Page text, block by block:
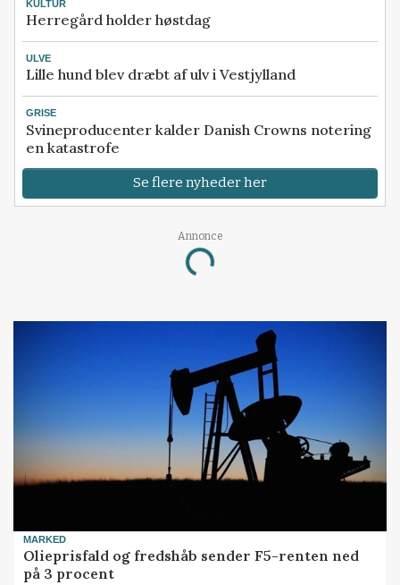
KULTUR
Herregård holder høstdag
ULVE
Lille hund blev dræbt af ulv i Vestjylland
GRISE
Svineproducenter kalder Danish Crowns notering
en katastrofe
Se flere nyheder her
Annonce
Loading...
MARKED
Olieprisfald og fredshåb sender F5-renten ned
på 3 procent